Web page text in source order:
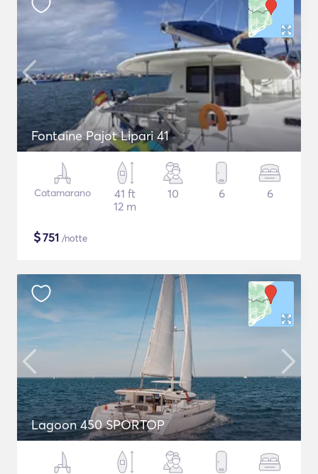
Fontaine Pajot Lipari 41
Catamarano
41 ft
12 m
10 6 6
$751 /notte
Lagoon 450 SPORTOP